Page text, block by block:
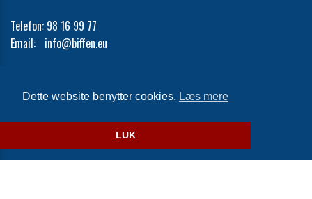
Dette website benytter cookies. Læs mere
LUK
Telefon: 98 16 99 77
Email: info@biffen.eu